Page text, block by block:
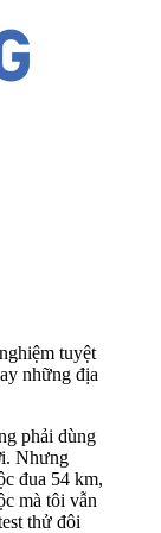
tuyệt
những địa
phải dùng
Nhưng
đua 54 km,
mà tôi vẫn
thử đôi